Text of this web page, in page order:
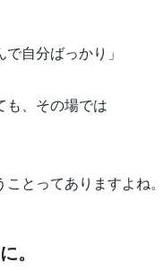
で自分ばっかり」
も、その場では
とってありますよね。
。